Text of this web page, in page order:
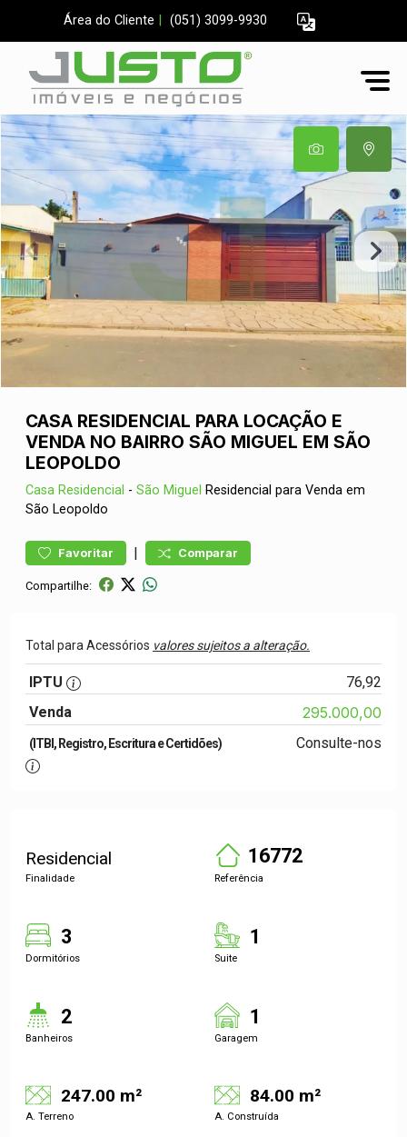
Área do Cliente (051) 3099-9930
CASA RESIDENCIAL PARA LOCAÇÃO E
VENDA NO BAIRRO SÃO MIGUEL EM SÃO
LEOPOLDO
Casa Residencial - São Miguel Residencial para Venda em
São Leopoldo
Favoritar | Comparar
Compartilhe:
Total para Acessórios valores sujeitos a alteração.
IPTU
76,92
Venda
295.000,00
(ITBI, Registro, Escritura e Certidões) Consulte-nos
Residencial
Finalidade
16772
Referência
3
Dormitórios
1
Suite
2
Banheiros
1
Garagem
247.00 m²
A. Terreno
84.00 m²
A. Construída